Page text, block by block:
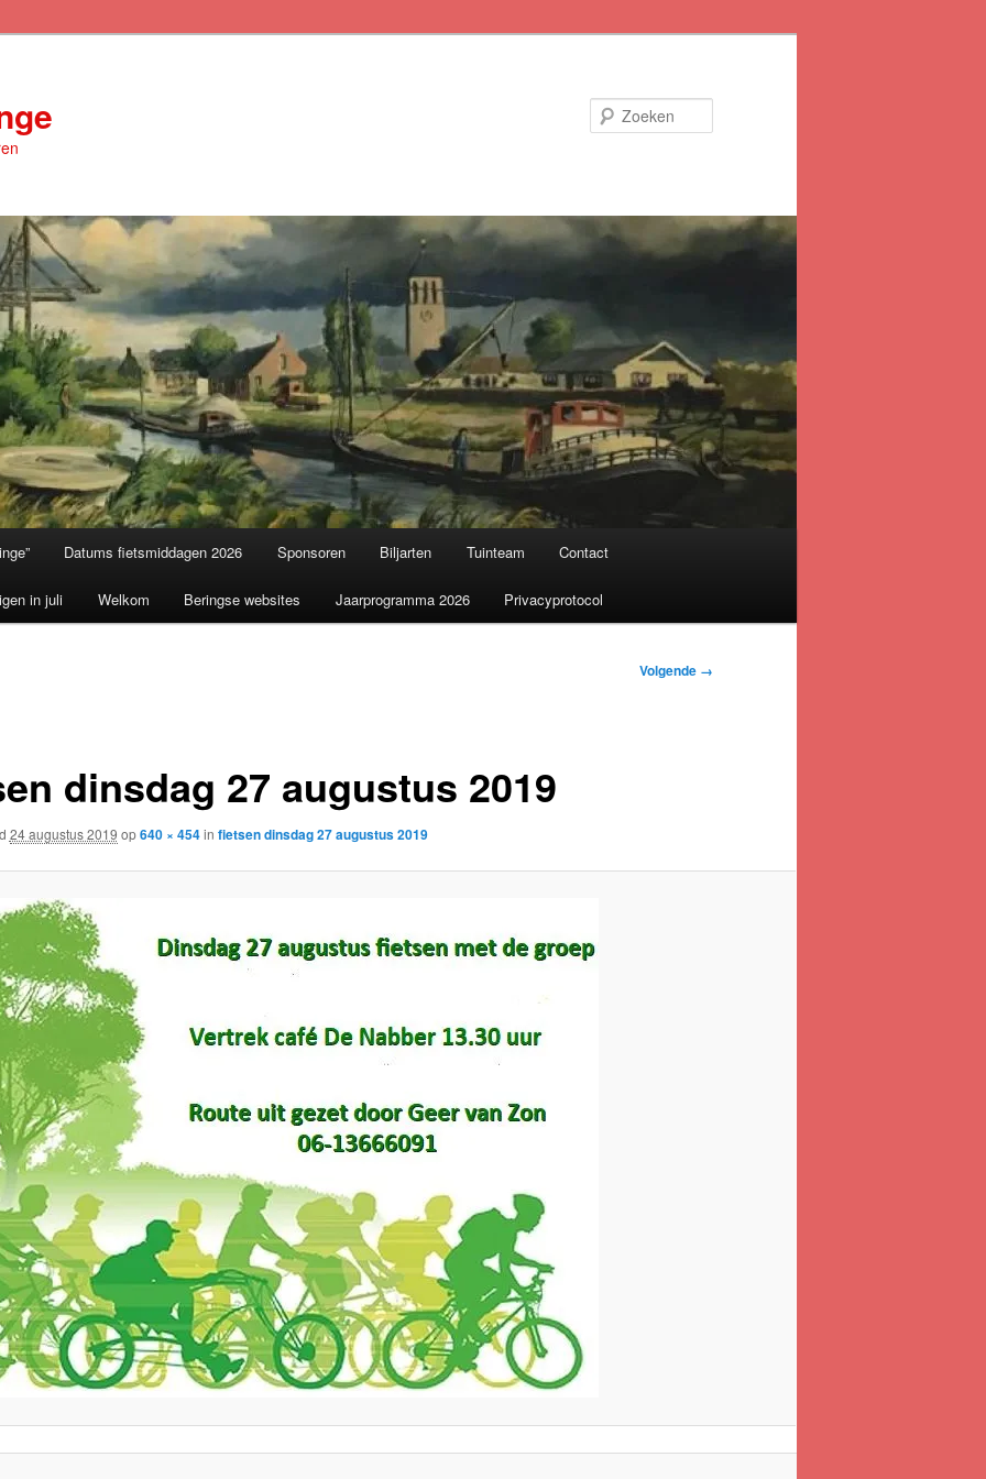
Datums fietsmiddagen 2026 Sponsoren Biljarten Tuinteam Contact
in juli Welkom Beringse websites Jaarprogramma 2026 Privacyprotocol
Volgende →
dinsdag 27 augustus 2019
24 augustus 2019 op640 × 454in fietsen dinsdag 27 augustus 2019